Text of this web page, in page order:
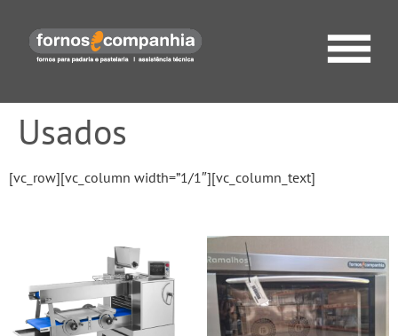
Usados
[vc_row][vc_column width=”1/1″][vc_column_text]